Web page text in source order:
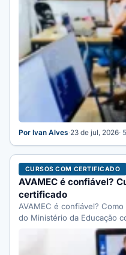
Por Ivan Alves·23 de jul, 2026·
CURSOS COM CERTIFICADO
AVAMEC é confiável?
certificado
AVAMEC é confiável?
do Ministério da Educação